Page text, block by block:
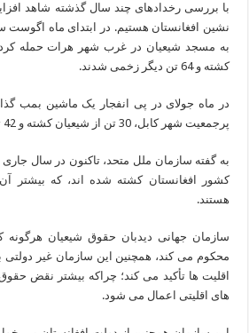
با بررسی رخدادهای چند سال گذشته شاهد
کشته و 64 تن دیگر زخمی شدند.
در ماه جولای در پی انفجار یک ماشین بمب
پرجمعیت شهر کابل، 30 تن از شیعیان کشته و 42 تن دیگر زخمی شدند.
کشور افغانستان کشته شده اند، که بیشتر
هستند.
سازمان جهانی دیدبان حقوق شیعیان هرگونه
محکوم می کند، همچنین این سازمان غیر
اقلیت ها تأکید می کند؛ چراکه بیشتر نقض
های اقلیتی اعمال می شود.